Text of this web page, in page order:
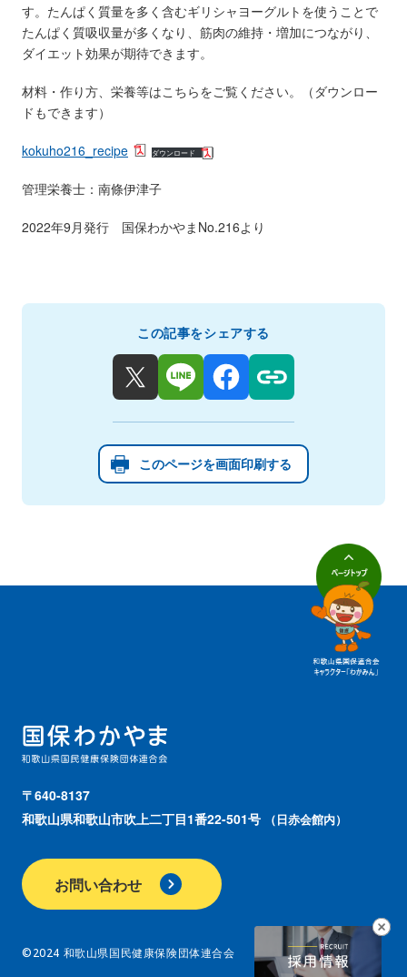
す。たんぱく質量を多く含むギリシャヨーグルトを使うことで
たんぱく質吸収量が多くなり、筋肉の維持・増加につながり、
ダイエット効果が期待できます。
材料・作り方、栄養等はこちらをご覧ください。（ダウンロー
ドもできます）
kokuho216_recipe ダウンロード
管理栄養士：南條伊津子
2022年9月発行 国保わかやまNo.216より
このページを画面印刷する
この記事をシェアする
〒640-8137
和歌山県和歌山市吹上二丁目1番22-501号
（日赤会館内）
お問い合わせ
©2024 和歌山県国民健康保険団体連合会